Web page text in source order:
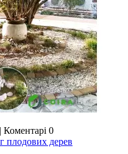
| Коментарі 0
плодових дерев